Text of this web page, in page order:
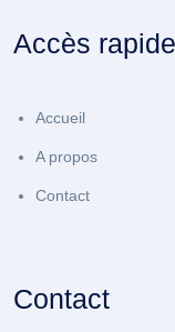
Accès rapide
Accueil
A propos
Contact
Contact